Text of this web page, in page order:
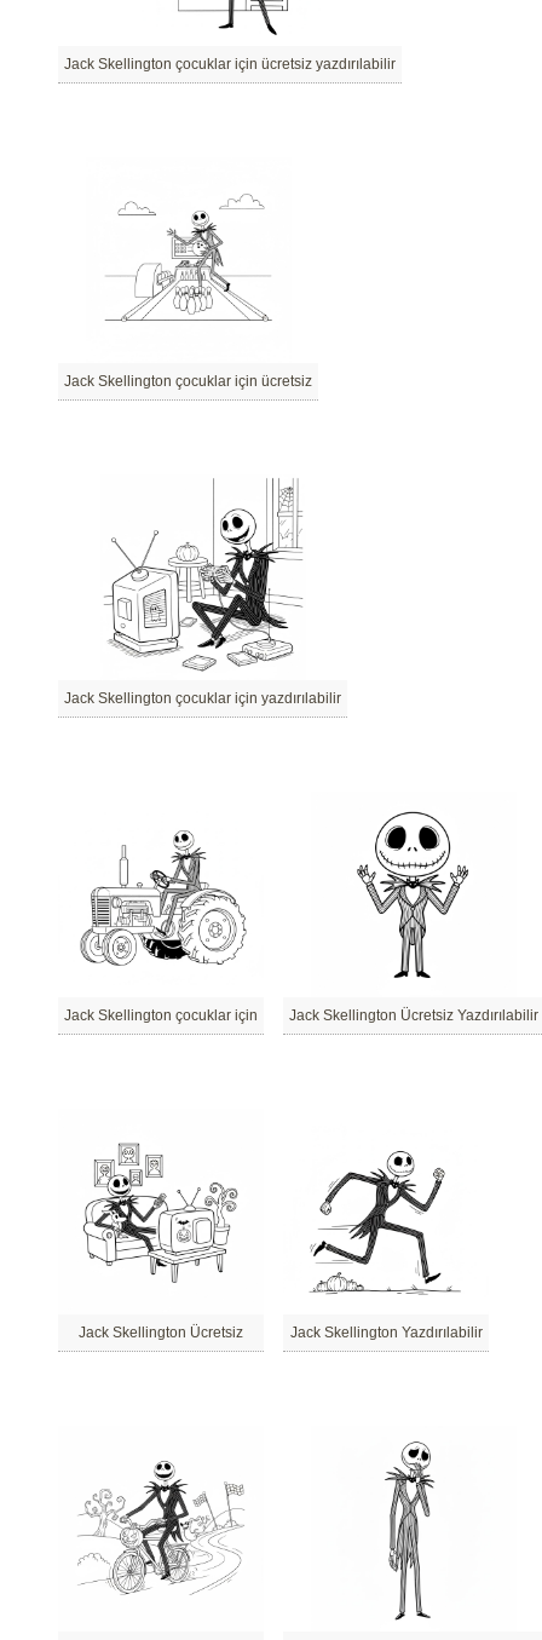
Jack Skellington çocuklar için ücretsiz yazdırılabilir
Jack Skellington çocuklar için ücretsiz
Jack Skellington çocuklar için yazdırılabilir
Jack Skellington çocuklar için Jack Skellington Ücretsiz Yazdırılabilir
Jack Skellington Ücretsiz Jack Skellington Yazdırılabilir